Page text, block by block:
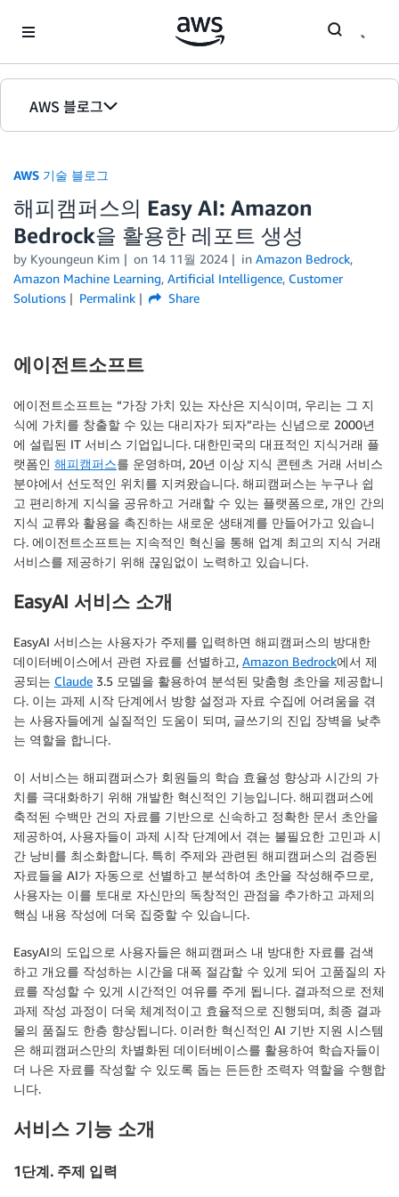
AWS 블로그
홈
에디션
AWS 기술 블로그
해피캠퍼스의 Easy AI: Amazon
Bedrock을 활용한 레포트 생성
by Kyoungeun Kim on 14 11월 2024 in Amazon Bedrock,
Amazon Machine Learning, Artificial Intelligence, Customer
Solutions
Permalink Share
에이전트소프트
에이전트소프트는 “가장 가치 있는 자산은 지식이며, 우리는 그 지
식에 가치를 창출할 수 있는 대리자가 되자”라는 신념으로 2000년
에 설립된 IT 서비스 기업입니다. 대한민국의 대표적인 지식거래 플
랫폼인 해피캠퍼스를 운영하며, 20년 이상 지식 콘텐츠 거래 서비스
분야에서 선도적인 위치를 지켜왔습니다. 해피캠퍼스는 누구나 쉽
고 편리하게 지식을 공유하고 거래할 수 있는 플랫폼으로, 개인 간의
지식 교류와 활용을 촉진하는 새로운 생태계를 만들어가고 있습니
다. 에이전트소프트는 지속적인 혁신을 통해 업계 최고의 지식 거래
서비스를 제공하기 위해 끊임없이 노력하고 있습니다.
EasyAI 서비스 소개
EasyAI 서비스는 사용자가 주제를 입력하면 해피캠퍼스의 방대한
데이터베이스에서 관련 자료를 선별하고, Amazon Bedrock에서 제
공되는 Claude 3.5 모델을 활용하여 분석된 맞춤형 초안을 제공합니
다. 이는 과제 시작 단계에서 방향 설정과 자료 수집에 어려움을 겪
는 사용자들에게 실질적인 도움이 되며, 글쓰기의 진입 장벽을 낮추
는 역할을 합니다.
이 서비스는 해피캠퍼스가 회원들의 학습 효율성 향상과 시간의 가
치를 극대화하기 위해 개발한 혁신적인 기능입니다. 해피캠퍼스에
축적된 수백만 건의 자료를 기반으로 신속하고 정확한 문서 초안을
제공하여, 사용자들이 과제 시작 단계에서 겪는 불필요한 고민과 시
간 낭비를 최소화합니다. 특히 주제와 관련된 해피캠퍼스의 검증된
자료들을 AI가 자동으로 선별하고 분석하여 초안을 작성해주므로,
사용자는 이를 토대로 자신만의 독창적인 관점을 추가하고 과제의
핵심 내용 작성에 더욱 집중할 수 있습니다.
EasyAI의 도입으로 사용자들은 해피캠퍼스 내 방대한 자료를 검색
하고 개요를 작성하는 시간을 대폭 절감할 수 있게 되어 고품질의 자
료를 작성할 수 있게 시간적인 여유를 주게 됩니다. 결과적으로 전체
과제 작성 과정이 더욱 체계적이고 효율적으로 진행되며, 최종 결과
물의 품질도 한층 향상됩니다. 이러한 혁신적인 AI 기반 지원 시스템
은 해피캠퍼스만의 차별화된 데이터베이스를 활용하여 학습자들이
더 나은 자료를 작성할 수 있도록 돕는 든든한 조력자 역할을 수행합
니다.
서비스 기능 소개
1단계. 주제 입력